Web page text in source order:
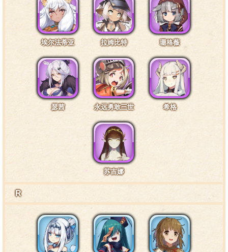
我听说按摩可以帮助伤情好转，团长大人，那能麻烦
您帮我按一下试试嘛？
特训7阶段台词4·通常7
身为骑士，先保护好自己才能保护好其他人！
特训7阶段台词5·通常8
团长这么强根本不需要我这个骑士保护嘛……反倒是
皮肤1互动台词1·头部1
埃尔法蒂亚 拉姆比特 珊格薇
瑟茜 永远勇敢三世 希格
苏吉娜
R